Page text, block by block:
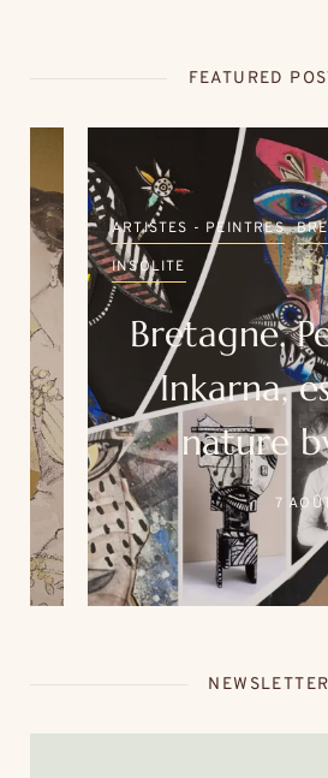
FEATURED
ARTISTES - PEINTRES BRETAGNE
INSOLITE
Bretagne.
Inkarna,
nature by
événement
cœur de la
Marine
7 AOÛT 2025
NEWSLETTER